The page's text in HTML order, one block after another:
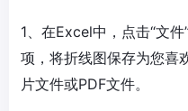
1、在Excel中，点击“文
项，将折线图保存为您喜
片文件或PDF文件。